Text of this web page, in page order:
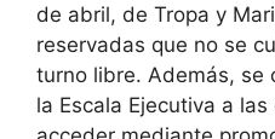
de abril, de Tropa y
reservadas que no se
turno libre. Además, se
la Escala Ejecutiva a